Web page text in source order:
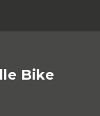
Bike